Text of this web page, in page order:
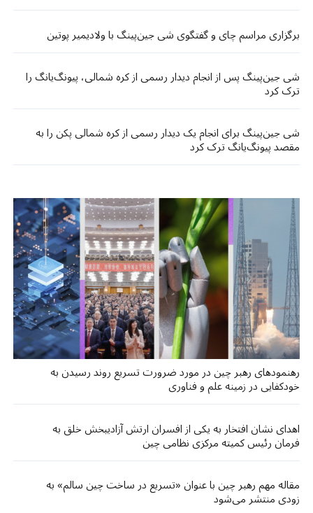
برگزاری مراسم چای و گفتگوی شی جین‌پینگ با ولادیمیر پوتین
شی جین‌پینگ پس از انجام دیدار رسمی از کره شمالی، پیونگ‌یانگ را
ترک کرد
شی جین‌پینگ برای انجام یک دیدار رسمی از کره شمالی پکن را به
مقصد پیونگ‌یانگ ترک کرد
رهنمودهای رهبر چین در مورد ضرورت تسریع روند رسیدن به
خودکفایی در زمینه علم و فناوری
اهدای نشان افتخار به یکی از افسران ارتش آزادیبخش خلق به
فرمان رئیس کمیته مرکزی نظامی چین
مقاله مهم رهبر چین با عنوان «تسریع در ساخت چین سالم» به
زودی منتشر می‌شود